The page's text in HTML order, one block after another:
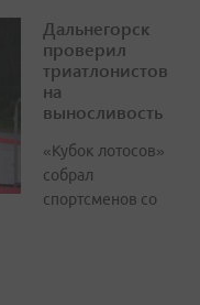
Дальнегорск
проверил
триатлонистов
на
выносливость
«Кубок лотосов»
собрал
спортсменов со